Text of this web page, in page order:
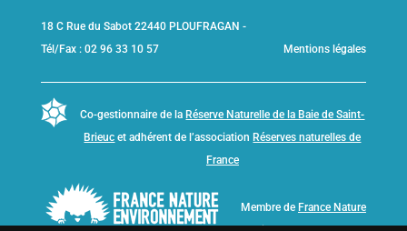
18 C Rue du Sabot 22440 PLOUFRAGAN -
Tél/Fax : 02 96 33 10 57
Mentions légales
Co-gestionnaire de la Réserve Naturelle de la Baie de Saint-
Brieuc et adhérent de l’association Réserves naturelles de
France
Membre de France Nature